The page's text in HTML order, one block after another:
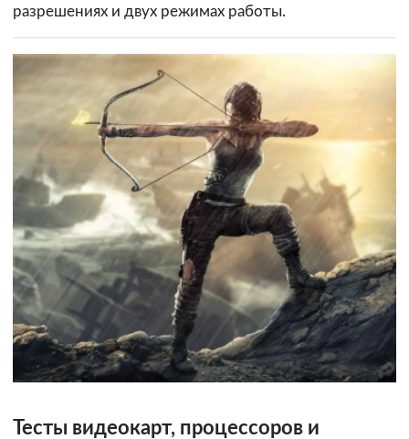
разрешениях и двух режимах работы.
Тесты видеокарт, процессоров и